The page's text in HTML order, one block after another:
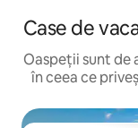
Case de
Oaspeții sunt de
în ceea ce